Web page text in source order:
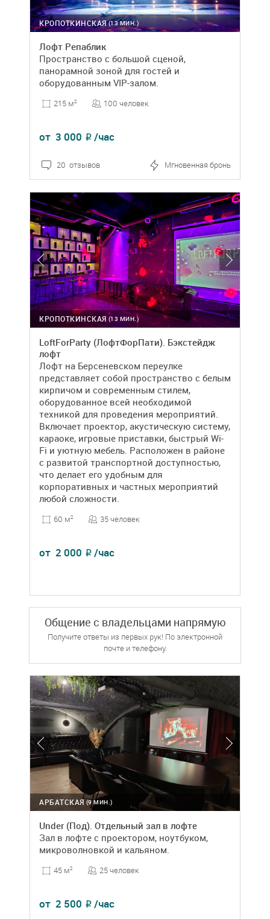
(13 МИН.)
КРОПОТКИНСКАЯ
Лофт Репаблик
Пространство с большой сценой,
панорамной зоной для гостей и
оборудованным VIP-залом.
215 м2 100 человек
от 3 000 ₽ /час
20 отзывов Мгновенная бронь
(13 МИН.)
КРОПОТКИНСКАЯ
LoftForParty (ЛофтФорПати). Бэкстейдж
лофт
Лофт на Берсеневском переулке
представляет собой пространство с белым
кирпичом и современным стилем,
оборудованное всей необходимой
техникой для проведения мероприятий.
Включает проектор, акустическую систему,
караоке, игровые приставки, быстрый Wi-
Fi и уютную мебель. Расположен в районе
с развитой транспортной доступностью,
что делает его удобным для
корпоративных и частных мероприятий
любой сложности.
60 м2 35 человек
от 2 000 ₽ /час
Общение с владельцами напрямую
Получите ответы из первых рук! По электронной
почте и телефону.
(9 МИН.)
АРБАТСКАЯ
Under (Под). Отдельный зал в лофте
Зал в лофте с проектором, ноутбуком,
микроволновкой и кальяном.
45 м2 25 человек
от 2 500 ₽ /час